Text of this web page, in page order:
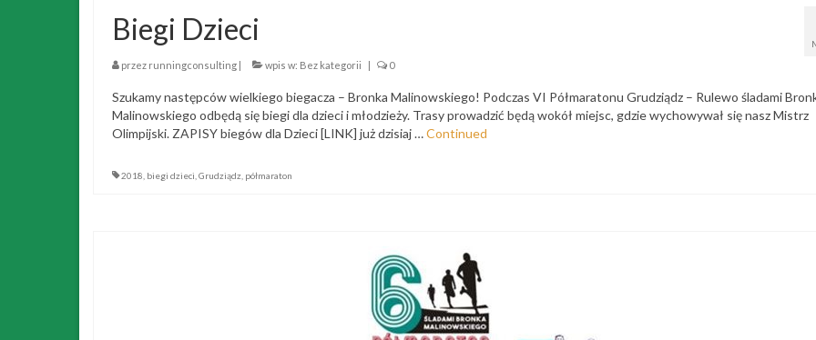
Biegi Dzieci
przez runningconsulting wpis w: Bez kategorii 0
Szukamy następców wielkiego biegacza – Bronka Malinowskiego! Podczas VI Półmaratonu Grudziądz – Rulewo śladami
Malinowskiego odbędą się biegi dla dzieci i młodzieży. Trasy prowadzić będą wokół miejsc, gdzie wychowywał się nasz Mistrz
Olimpijski. ZAPISY biegów dla Dzieci [LINK] już dzisiaj …Continued
2018, biegi dzieci,Grudziądz, półmaraton